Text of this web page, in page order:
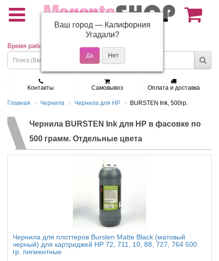
(495) 150-01-37
Время работы: Пн - Пт 9:30 - 19:00
Контакты Самовывоз Оплата и доставка
Главная Чернила Чернила для HP BURSTEN Ink, 500гр.
Чернила BURSTEN Ink для HP в фасовке по
500 грамм. Отдельные цвета
Чернила для плоттеров Bursten Matte Black (матовый
черный) для картриджей HP 72, 711, 10, 88, 727, 764 500
гр. пигментные
Ваш город — Калифорния
Угадали?